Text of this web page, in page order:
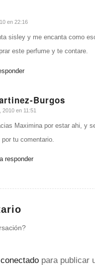
en 22:16
sisley y me encanta como
este perfume y te contare.
Burgos
2010 en 11:51
Maximina por estar ahi, y
tu comentario.
responder
conectado para publicar